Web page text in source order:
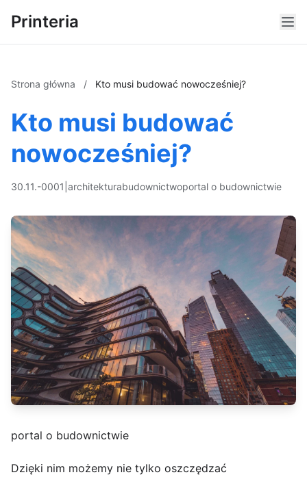
Printeria
Strona główna / Kto musi budować nowocześniej?
Kto musi budować
nowocześniej?
30.11.-0001 architekturabudownictwoportal o budownictwie
portal o budownictwie
Dzięki nim możemy nie tylko oszczędzać